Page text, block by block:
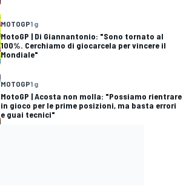
MOTOGP1 g
MotoGP | Di Giannantonio: "Sono tornato al
100%. Cerchiamo di giocarcela per vincere il
Mondiale"
MOTOGP1 g
MotoGP | Acosta non molla: "Possiamo rientrare
in gioco per le prime posizioni, ma basta errori
e guai tecnici"